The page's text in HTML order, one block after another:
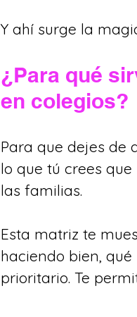
Y ahí surge la
¿Para qué
en colegios?
Para que dejes de
lo que tú crees
las familias.
Esta matriz te
haciendo bien,
prioritario. Te